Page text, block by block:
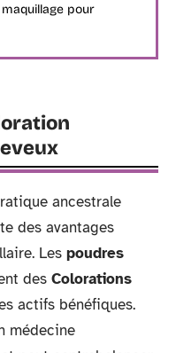
pour
ancestrale
des avantages
Les poudres
des Colorations
actifs bénéfiques.
médecine